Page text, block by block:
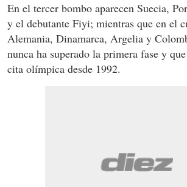
En el tercer bombo aparecen Suecia,
y el debutante Fiyi; mientras que en el
Alemania, Dinamarca, Argelia y
nunca ha superado la primera fase y
cita olímpica desde 1992.